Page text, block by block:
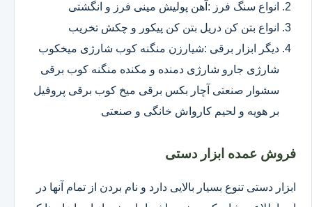
انواع سنگ فرز :آهن پولیش مینی فرز و انگشتی
انواع بتن کن دریل بتن کن پیکور و چکش تخریب
دیگر ابزار برقی :شیارزن منگنه کوب شارژی میخکوب
شارژی جارو شارژی دمنده و مکنده منگنه کوب برقی
سشوار صنعتی آچار بکس برقی میخ کوب برقی پروفیل
بر هویه و لحیم کارواش خانگی و صنعتی
فروش عمده ابزار دستی
ابزار دستی تنوع بسیار بالایی دارد و نام بردن از تمام آنها در